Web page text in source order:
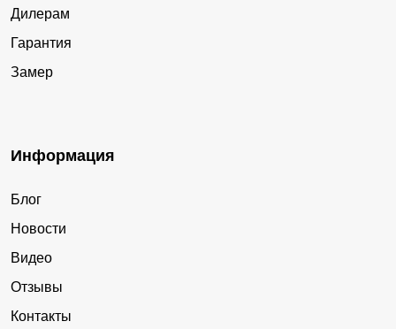
Дилерам
Гарантия
Замер
Информация
Блог
Новости
Видео
Отзывы
Контакты